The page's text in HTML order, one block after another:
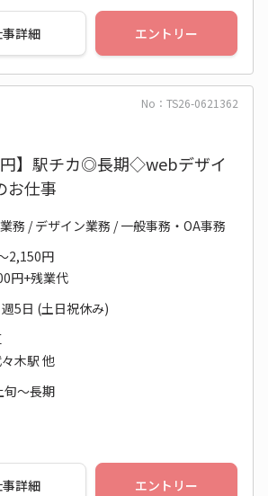
事詳細 エントリー
No：TS26-0621362
円】駅チカ◎長期◇webデザイ
お仕事
務 / デザイン業務 / 一般事務・OA事務
2,150円
円+残業代
5日 (土日祝休み)
木駅 他
旬～長期
事詳細 エントリー